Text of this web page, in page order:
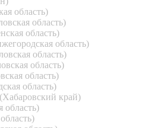
область)
область)
область)
область)
область)
область)
область)
область)
(Хабаровский край)
область)